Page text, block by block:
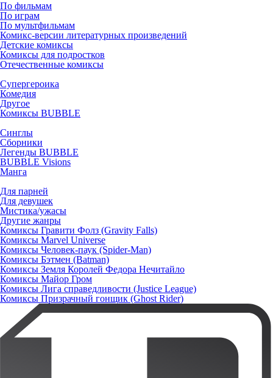
По фильмам
По играм
По мультфильмам
Комикс-версии литературных произведений
Детские комиксы
Комиксы для подростков
Отечественные комиксы
Супергероика
Комедия
Другое
Комиксы BUBBLE
Синглы
Сборники
Легенды BUBBLE
BUBBLE Visions
Манга
Для парней
Для девушек
Мистика/ужасы
Другие жанры
Комиксы Гравити Фолз (Gravity Falls)
Комиксы Marvel Universe
Комиксы Человек-паук (Spider-Man)
Комиксы Бэтмен (Batman)
Комиксы Земля Королей Федора Нечитайло
Комиксы Майор Гром
Комиксы Лига справедливости (Justice League)
Комиксы Призрачный гонщик (Ghost Rider)